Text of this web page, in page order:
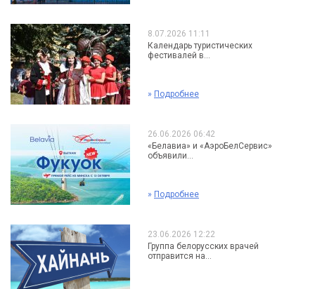
8.07.2026 11:11
Календарь туристических
фестивалей в...
» Подробнее
26.06.2026 06:42
«Белавиа» и «АэроБелСервис»
объявили...
» Подробнее
23.06.2026 12:22
Группа белорусских врачей
отправится на...